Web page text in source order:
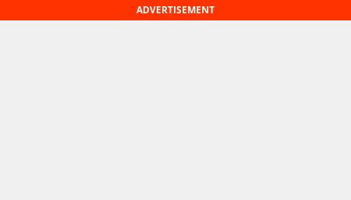
ADVERTISEMENT